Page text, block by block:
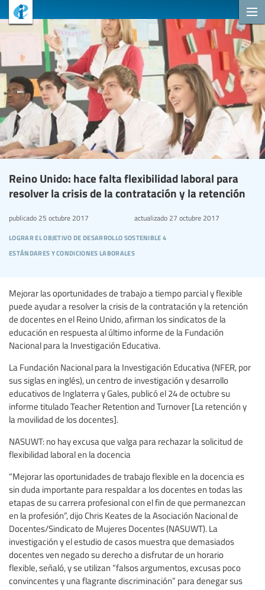
Reino Unido: hace falta flexibilidad laboral para
resolver la crisis de la contratación y la retención
lograr el objetivo de desarrollo sostenible 4
estándares y condiciones laborales
publicado 25 octubre 2017 actualizado27 octubre 2017
Mejorar las oportunidades de trabajo a tiempo parcial y flexible
puede ayudar a resolver la crisis de la contratación y la retención
de docentes en el Reino Unido, afirman los sindicatos de la
educación en respuesta al último informe de la Fundación
Nacional para la Investigación Educativa.
La Fundación Nacional para la Investigación Educativa (NFER, por
sus siglas en inglés), un centro de investigación y desarrollo
educativos de Inglaterra y Gales, publicó el 24 de octubre su
informe titulado Teacher Retention and Turnover [La retención y
la movilidad de los docentes].
NASUWT: no hay excusa que valga para rechazar la solicitud de
flexibilidad laboral en la docencia
“Mejorar las oportunidades de trabajo flexible en la docencia es
sin duda importante para respaldar a los docentes en todas las
etapas de su carrera profesional con el fin de que permanezcan
en la profesión”, dijo Chris Keates de la Asociación Nacional de
Docentes/Sindicato de Mujeres Docentes (NASUWT). La
investigación y el estudio de casos muestra que demasiados
docentes ven negado su derecho a disfrutar de un horario
flexible, señaló, y se utilizan “falsos argumentos, excusas poco
convincentes y una flagrante discriminación” para denegar sus